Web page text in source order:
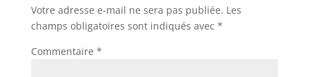
Votre adresse e-mail ne sera pas publiée. Les
champs obligatoires sont indiqués avec *
Commentaire *